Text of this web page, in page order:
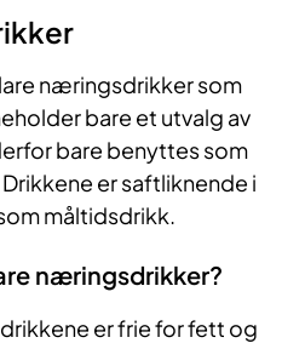
næringsdrikker som
bare et utvalg av
bare benyttes som
er saftliknende i
måltidsdrikk.
næringsdrikker?
er frie for fett og